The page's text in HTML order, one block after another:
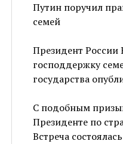
Путин поручил
семей
Президент России
господдержку
государства
С подобным
Президенте по
Встреча